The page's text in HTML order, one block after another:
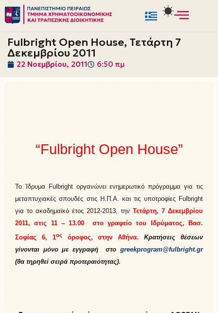
Μεταπηδήστε
στο
περιεχόμενο
Fulbright Open House, Τετάρτη 7
Δεκεμβρίου 2011
22 Νοεμβρίου, 2011 6:50 πμ
“Fulbright Open House”
Το Ίδρυμα Fulbrightοργανώνει ενημερωτικό πρόγραμμα για τις
μεταπτυχιακές σπουδές στις Η.Π.Α. και τις υποτροφίες Fulbright
για το ακαδημαϊκό έτος 2012-2013, την Τετάρτη, 7 Δεκεμβρίου
2011,στις 11 – 13.00
στo γραφείο του Ιδρύματος, Βασ.
Σοφίας 6, 1οςόροφος, στην Αθήνα.
Κρατήσεις θέσεων
γίνονται μόνο με εγγραφή
στοgreekprogram@fulbright.gr
(θα τηρηθεί σειρά προτεραιότητας).